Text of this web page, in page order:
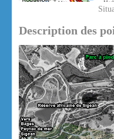
Description des